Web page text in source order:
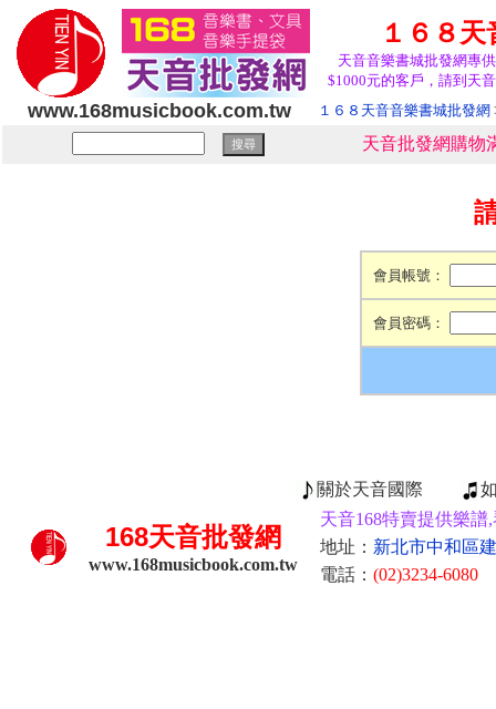
１６８
天音音樂書城批發網專
$1000元的客戶，請到天
www.168musicbook.com.tw １６８天音音樂書城批發網
天音批發網購物
會員帳號：
會員密碼：
關於天音國際
168天音批發網
www.168musicbook.com.tw
天音168特賣提供樂
地址： 新北市中和區
電話： (02)3234-6080